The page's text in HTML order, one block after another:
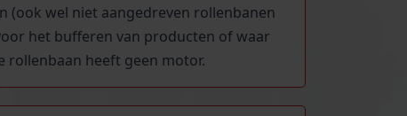
(ook wel niet aangedreven rollenbanen
het bufferen van producten of waar
rollenbaan heeft geen motor.